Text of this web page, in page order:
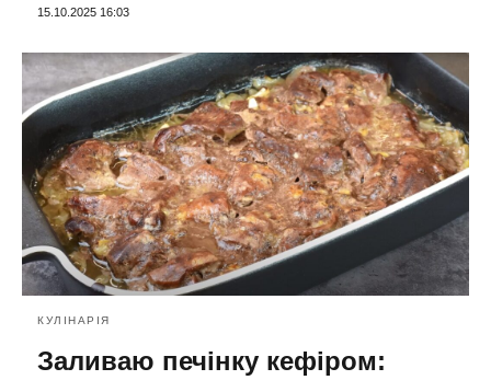
15.10.2025 16:03
КУЛІНАРІЯ
Заливаю печінку кефіром: